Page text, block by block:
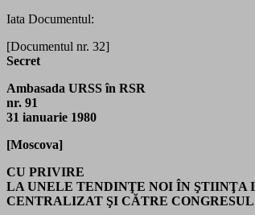
Iata Documentul:
[Documentul nr. 32]
Secret
Ambasada URSS în RSR
nr. 91
31 ianuarie 1980
[Moscova]
CU PRIVIRE
LA UNELE TENDINŢE NOI ÎN ŞTIINŢA
CENTRALIZAT ŞI CĂTRE